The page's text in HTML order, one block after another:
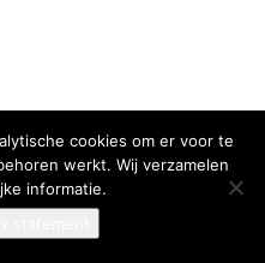
cookies om er voor te
werkt. Wij verzamelen
informatie.